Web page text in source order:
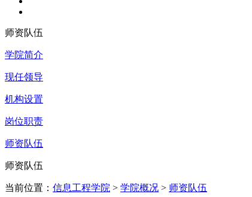
师资队伍
学院简介
现任领导
机构设置
岗位职责
师资队伍
师资队伍
当前位置： 信息工程学院 > 学院概况 > 师资队伍